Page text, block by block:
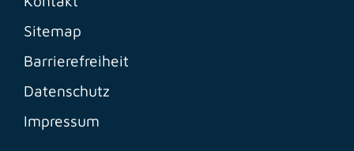
Sitemap
Barrierefreiheit
Datenschutz
Impressum